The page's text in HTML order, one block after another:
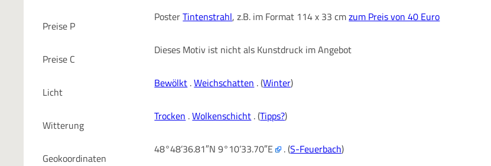
Preise P
PosterTintenstrahl, z.B. im Format 114 x 33 cmzum Preis von 40 Euro
Preise C
Dieses Motiv ist nicht als Kunstdruck im Angebot
Licht
Bewölkt .Weichschatten . (Winter)
Witterung
Trocken .Wolkenschicht . (Tipps?)
Geokoordinaten
48°48’36.81″N 9°10’33.70″E . (S-Feuerbach)